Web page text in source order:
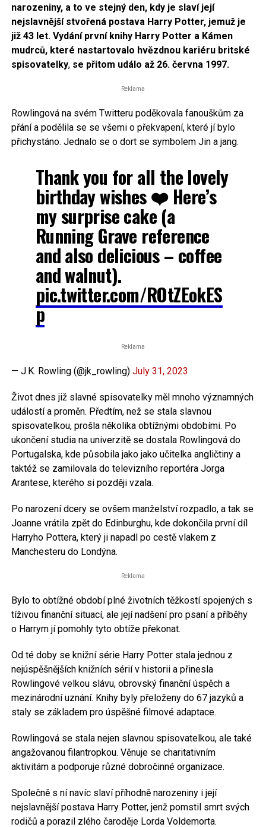
narozeniny, a to ve stejný den, kdy je slaví její
nejslavnější stvořená postava Harry Potter, jemuž je
již 43 let. Vydání první knihy Harry Potter a Kámen
mudrců, které nastartovalo hvězdnou kariéru britské
spisovatelky,se přitom událo až 26. června 1997.
Reklama
Rowlingová na svém Twitteru poděkovala fanouškům za
přání a podělila se se všemi o překvapení, které jí bylo
přichystáno. Jednalo se o dort se symbolem Jin a jang.
Thank you for all the lovely
birthday wishes ❤️ Here’s
my surprise cake (a
Running Grave reference
and also delicious – coffee
and walnut).
pic.twitter.com/ROtZEokES
p
Reklama
— J.K. Rowling (@jk_rowling) July 31, 2023
Život dnes již slavné spisovatelky měl mnoho významných
událostí a proměn. Předtím, než se stala slavnou
spisovatelkou, prošla několika obtížnými obdobími. Po
ukončení studia na univerzitě se dostala Rowlingová do
Portugalska, kde působila jako jako učitelka angličtiny a
taktéž se zamilovala do televizního reportéra Jorga
Arantese, kterého si později vzala.
Po narození dcery se ovšem manželství rozpadlo, a tak se
Joanne vrátila zpět do Edinburghu, kde dokončila první díl
Harryho Pottera, který ji napadl po cestě vlakem z
Manchesteru do Londýna.
Reklama
Bylo to obtížné období plné životních těžkostí spojených s
tíživou finanční situací, ale její nadšení pro psaní a příběhy
o Harrym jí pomohly tyto obtíže překonat.
Od té doby se knižní série Harry Potter stala jednou z
nejúspěšnějších knižních sérií v historii a přinesla
Rowlingové velkou slávu, obrovský finanční úspěch a
mezinárodní uznání. Knihy byly přeloženy do 67 jazyků a
staly se základem pro úspěšné filmové adaptace.
Rowlingová se stala nejen slavnou spisovatelkou, ale také
angažovanou filantropkou. Věnuje se charitativním
aktivitám a podporuje různé dobročinné organizace.
Společně s ní navíc slaví příhodně narozeniny i její
nejslavnější postava Harry Potter, jenž pomstil smrt svých
rodičů a porazil zlého čaroděje Lorda Voldemorta.